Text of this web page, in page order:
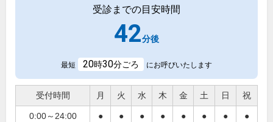
受診までの目安時間
42分後
最短 20時30分ごろ にお呼びいたします
受付時間 月 火 水 木 金 土 日 祝
0:00～24:00 ● ● ● ● ● ● ● ●